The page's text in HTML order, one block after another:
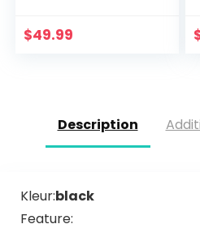
boxen paar (35W
$49.99
Description
Kleur:black
Feature: